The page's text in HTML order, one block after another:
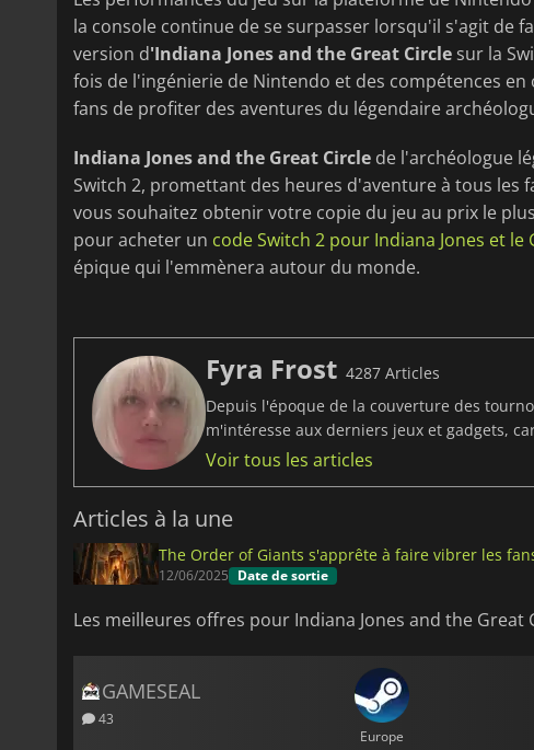
la console continue de se surpasser lorsqu'il s'agit de
version d'Indiana Jones and the Great Circle sur la
fois de l'ingénierie de Nintendo et des compétences
fans de profiter des aventures du légendaire
Indiana Jones and the Great Circle de l'archéologue
Switch 2, promettant des heures d'aventure à tous les
vous souhaitez obtenir votre copie du jeu au prix le
pour acheter un code Switch 2 pour Indiana Jones et le
épique qui l'emmènera autour du monde.
Fyra Frost 4287 Articles
Depuis l'époque de la couverture des
m'intéresse aux derniers jeux et gadgets,
Voir tous les articles
Articles à la une
The Order of Giants s'apprête à faire vibrer les
12/06/2025 Date de sortie
Les meilleures offres pour Indiana Jones and the Great
GAMESEAL
43
Europe